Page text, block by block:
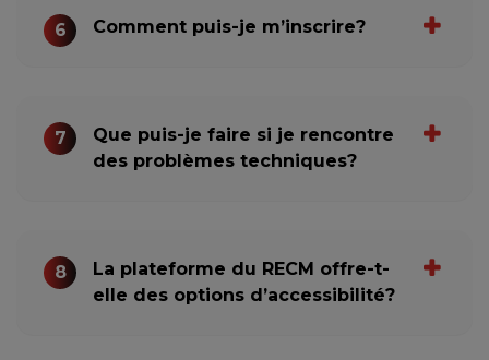
6 Comment puis-je m’inscrire?
7
Que puis-je faire si je rencontre
des problèmes techniques?
8
La plateforme du RECM offre-t-
elle des options d’accessibilité?